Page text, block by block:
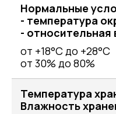
Нормальные
- температура
- относительная
от +18°С до +28°С
от 30% до 80%
Температура
Влажность